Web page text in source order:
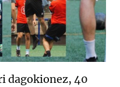
dagokionez, 40